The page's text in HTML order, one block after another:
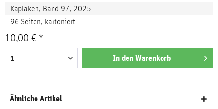
Kaplaken, Band 97, 2025
96 Seiten, kartoniert
10,00 € *
In den Warenkorb
Ähnliche Artikel